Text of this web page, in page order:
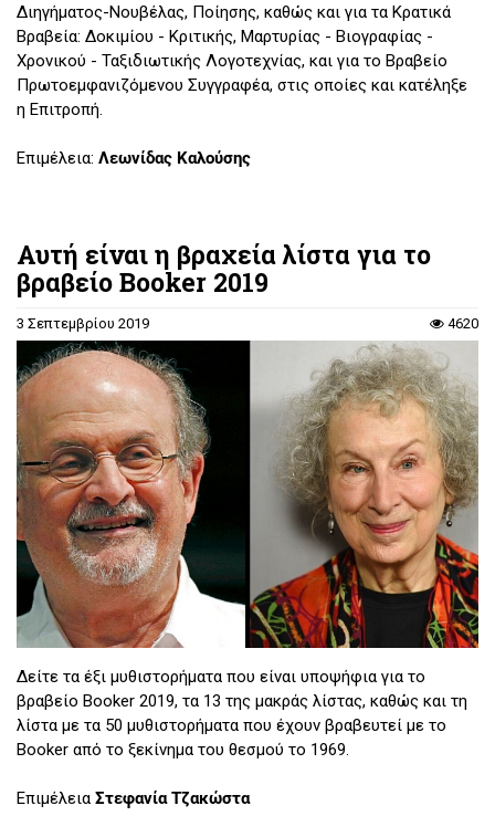
Διηγήματος-Νουβέλας, Ποίησης, καθώς και για τα Κρατικά
Βραβεία: Δοκιμίου - Κριτικής, Μαρτυρίας - Βιογραφίας -
Χρονικού - Ταξιδιωτικής Λογοτεχνίας, και για το Βραβείο
Πρωτοεμφανιζόμενου Συγγραφέα, στις οποίες και κατέληξε
η Επιτροπή.
Επιμέλεια: Λεωνίδας Καλούσης
Αυτή είναι η βραχεία λίστα για το
βραβείο Booker 2019
3 Σεπτεμβρίου 2019 4620
Δείτε τα έξι μυθιστορήματα που είναι υποψήφια για το
βραβείο Booker 2019, τα 13 της μακράς λίστας, καθώς και τη
λίστα με τα 50 μυθιστορήματα που έχουν βραβευτεί με το
Booker από το ξεκίνημα του θεσμού το 1969.
Επιμέλεια Στεφανία Τζακώστα